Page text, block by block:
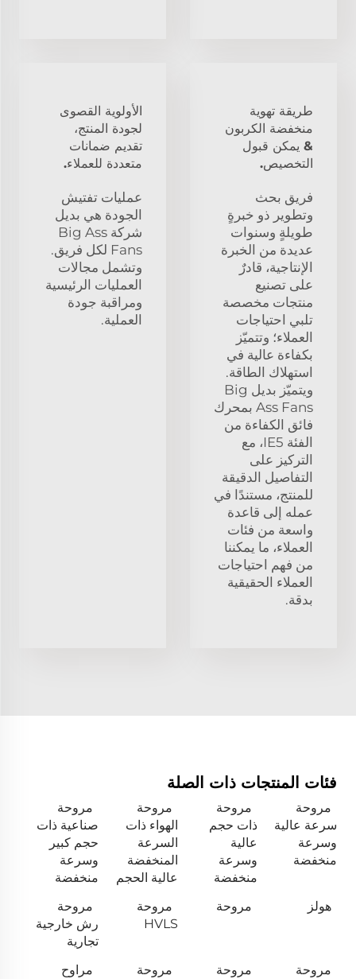
طريقة تهوية
منخفضة الكربون
& يمكن قبول
التخصيص.
فريق بحث
وتطوير ذو خبرةٍ
طويلةٍ وسنوات
عديدة من الخبرة
الإنتاجية، قادرٌ
على تصنيع
منتجات مخصصة
تلبي احتياجات
العملاء؛ وتتميّز
بكفاءة عالية في
استهلاك الطاقة.
ويتميّز بديل Big
Ass Fans بمحرك
فائق الكفاءة من
الفئة IE5، مع
التركيز على
التفاصيل الدقيقة
للمنتج، مستندًا في
عمله إلى قاعدة
واسعة من فئات
العملاء، ما يمكننا
من فهم احتياجات
العملاء الحقيقية
بدقة.
الأولوية القصوى
لجودة المنتج،
تقديم ضمانات
متعددة للعملاء.
عمليات تفتيش
الجودة هي بديل
شركة Big Ass
Fans لكل فريق.
وتشمل مجالات
العمليات الرئيسية
ومراقبة جودة
العملية.
فئات المنتجات ذات الصلة
مروحة
سرعة عالية
وسرعة
منخفضة
مروحة
ذات حجم
عالية
وسرعة
منخفضة
مروحة
الهواء ذات
السرعة
المنخفضة
عالية الحجم
مروحة
صناعية ذات
حجم كبير
وسرعة
منخفضة
هولز
مروحة
مروحة
HVLS
مروحة
رش خارجية
تجارية
مروحة
مروحة
مروحة
مراوح